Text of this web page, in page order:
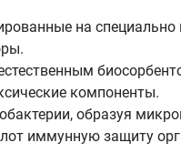
на
компоненты.
образуя
иммунную защиту